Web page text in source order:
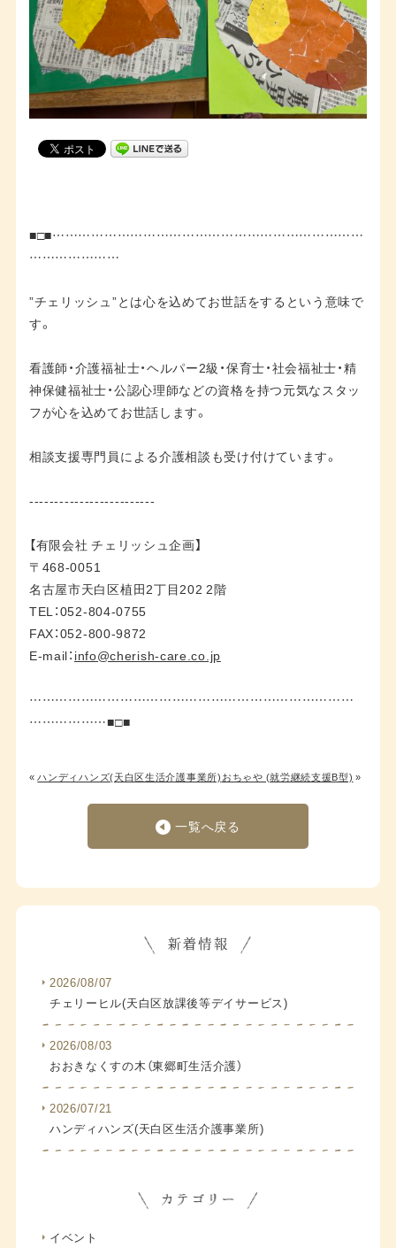
■□■………………………………………………………………
…………………
”チェリッシュ”とは心を込めてお世話をするという意味で
す。
看護師・介護福祉士・ヘルパー2級・保育士・社会福祉士・精
神保健福祉士・公認心理師などの資格を持つ元気なスタッ
フが心を込めてお世話します。
相談支援専門員による介護相談も受け付けています。
-------------------------
【有限会社 チェリッシュ企画】
〒468-0051
名古屋市天白区植田2丁目202 2階
TEL：052-804-0755
FAX：052-800-9872
E-mail： info@cherish-care.co.jp
…………………………………………………………………
………………■□■
«ハンディハンズ(天白区生活介護事業所)おちゃや (就労継続支援B型) »
一覧へ戻る
2026/08/07
チェリーヒル(天白区放課後等デイサービス)
2026/08/03
おおきなくすの木（東郷町生活介護）
2026/07/21
ハンディハンズ(天白区生活介護事業所)
イベント